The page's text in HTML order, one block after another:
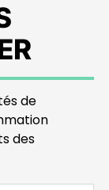
de
des